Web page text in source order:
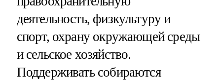
деятельность, физкультуру и
спорт, охрану окружающей среды
и сельское хозяйство.
Поддерживать собираются